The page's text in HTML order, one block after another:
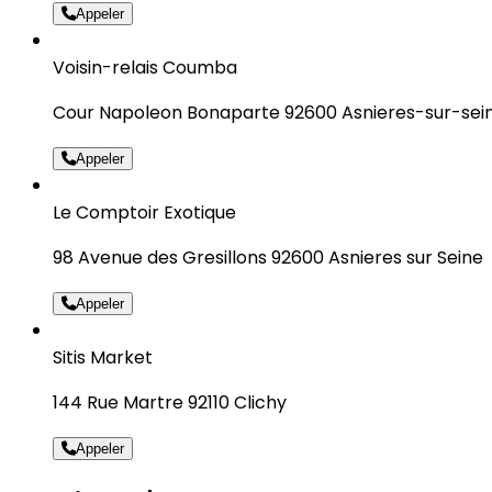
Appeler
Voisin-relais Coumba
Cour Napoleon Bonaparte 92600 Asnieres-sur-
Appeler
Le Comptoir Exotique
98 Avenue des Gresillons 92600 Asnieres sur Seine
Appeler
Sitis Market
144 Rue Martre 92110 Clichy
Appeler